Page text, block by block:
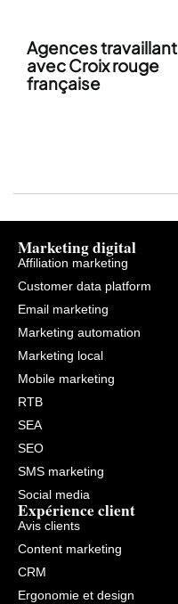
Agences travaillant
avec Croix rouge
française
Marketing digital
Affiliation marketing
Customer data platform
Email marketing
Marketing automation
Marketing local
Mobile marketing
RTB
SEA
SEO
SMS marketing
Social media
Expérience client
Avis clients
Content marketing
CRM
Ergonomie et design